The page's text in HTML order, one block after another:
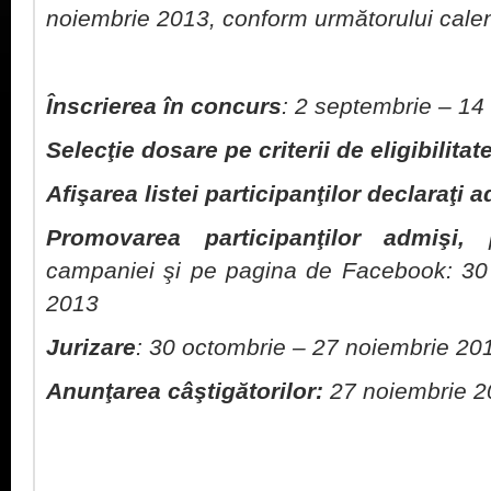
noiembrie 2013, conform următorului
Înscrierea în concurs: 2 septembrie –
Selecţie dosare pe criterii de
Afişarea listei participanţilor declaraţi
Promovarea participanţilor admişi,
campaniei şi pe pagina de Facebook:
2013
Jurizare: 30 octombrie – 27 noiembrie
Anunţarea câştigătorilor: 27 noiembrie